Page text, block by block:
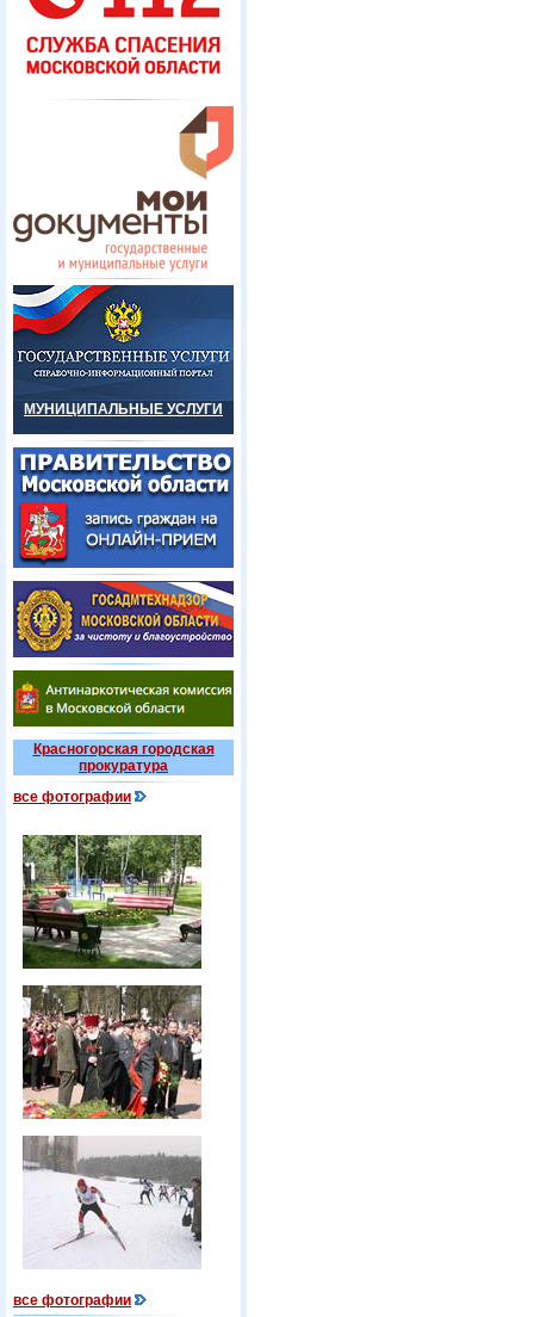
МУНИЦИПАЛЬНЫЕ УСЛУГИ
Красногорская городская
прокуратура
все фотографии
все фотографии